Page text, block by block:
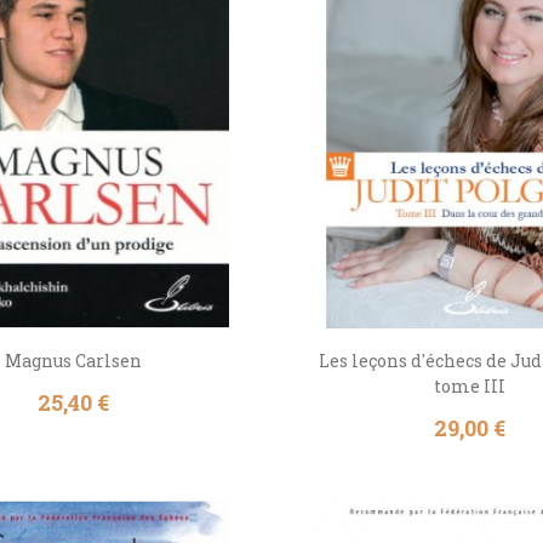
Magnus Carlsen
Prix
25,40 €
Les leçons d'échecs de
tome III
Prix
29,00 €